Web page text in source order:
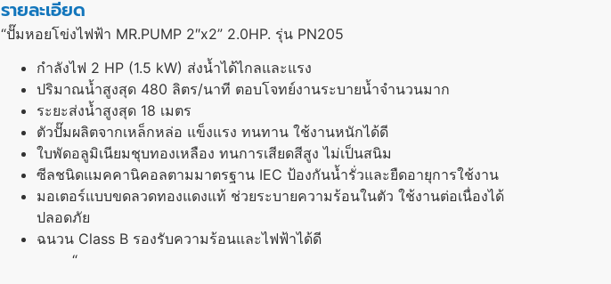
รายละเอียด
“ปั๊มหอยโข่งไฟฟ้า MR.PUMP 2″x2” 2.0HP. รุ่น PN205
กำลังไฟ 2 HP (1.5 kW) ส่งน้ำได้ไกลและแรง
ปริมาณน้ำสูงสุด 480 ลิตร/นาที ตอบโจทย์งานระบายน้ำจำนวนมาก
ระยะส่งน้ำสูงสุด 18 เมตร
ตัวปั๊มผลิตจากเหล็กหล่อ แข็งแรง ทนทาน ใช้งานหนักได้ดี
ใบพัดอลูมิเนียมชุบทองเหลือง ทนการเสียดสีสูง ไม่เป็นสนิม
ซีลชนิดแมคคานิคอลตามมาตรฐาน IEC ป้องกันน้ำรั่วและยืดอายุการใช้งาน
มอเตอร์แบบขดลวดทองแดงแท้ ช่วยระบายความร้อนในตัว ใช้งานต่อเนื่องได้
ปลอดภัย
ฉนวน Class B รองรับความร้อนและไฟฟ้าได้ดี
“